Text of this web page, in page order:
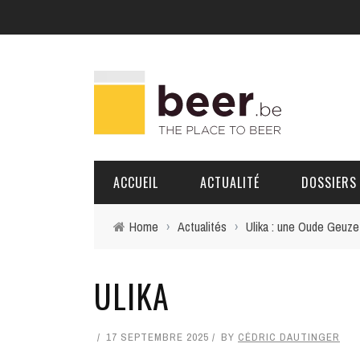
ACCUEIL ACTUALITÉ DOSSIERS
Home › Actualités › Ulika : une Oude
ULIKA
17 SEPTEMBRE 2025 BY CÉDRIC DAUTINGER